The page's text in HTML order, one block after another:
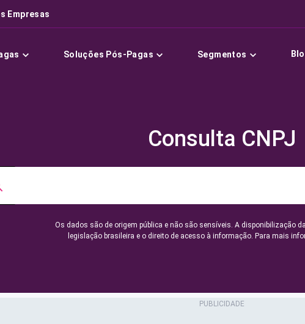
Empresas
Soluções Pós-Pagas Segmentos
Consulta CNPJ
Os dados são de origem pública e não são sensíveis. A disponibilização
legislação brasileira e o direito de acesso à informação. Para mais